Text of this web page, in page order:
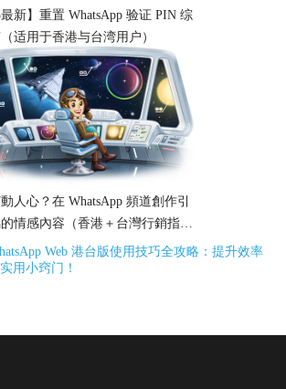
最新】重置 WhatsApp 验证 PIN 综
适用于香港与台湾用户）
人心？在 WhatsApp 頻道創作引
情感內容（香港＋台灣行銷指
Web 港台版使用技巧全攻略：提升效率
用小窍门！